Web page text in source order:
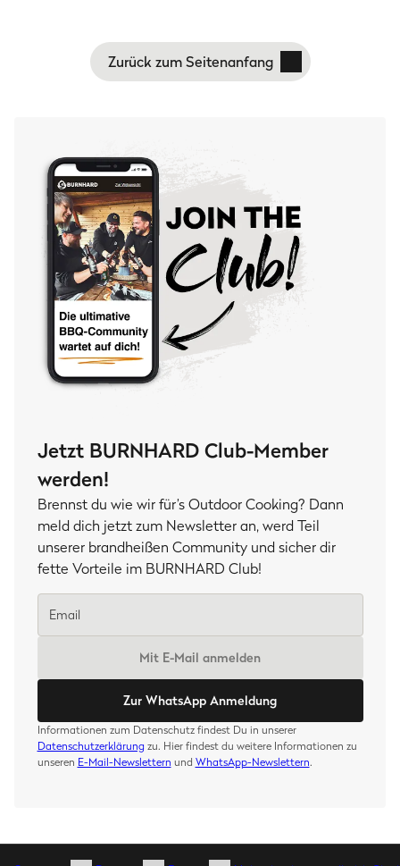
Zurück zum Seitenanfang
Jetzt BURNHARD Club-Member
werden!
Brennst du wie wir für’s Outdoor Cooking? Dann
meld dich jetzt zum Newsletter an, werd Teil
unserer brandheißen Community und sicher dir
fette Vorteile im BURNHARD Club!
Mit E-Mail anmelden
Zur WhatsApp Anmeldung
Informationen zum Datenschutz findest Du in unserer
Datenschutzerklärung zu. Hier findest du weitere Informationen zu
unseren E-Mail-Newslettern und WhatsApp-Newslettern.